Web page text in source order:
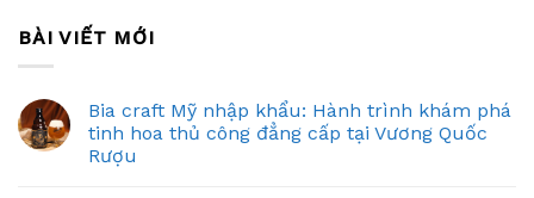
BÀI VIẾT MỚI
Bia craft Mỹ nhập khẩu: Hành trình khám phá
tinh hoa thủ công đẳng cấp tại Vương Quốc
Rượu